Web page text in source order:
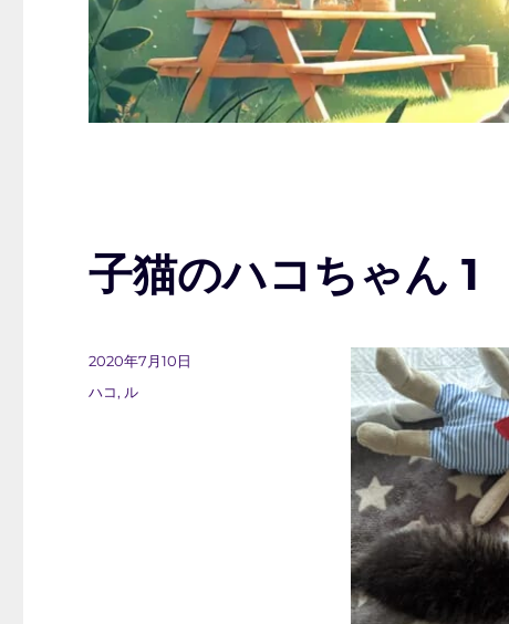
子猫のハコちゃん 1
投
2020年7月10日
カ
ハコ, ル